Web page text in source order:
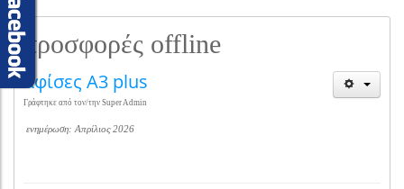
προσφορές offline
αφίσες Α3 plus
Γράφτηκε από τον/την Super Admin
ενημέρωση: Απρίλιος 2026